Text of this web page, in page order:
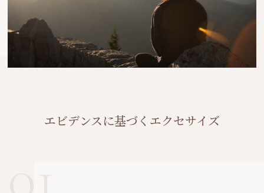
エビデンスに基づくエクセサイズ